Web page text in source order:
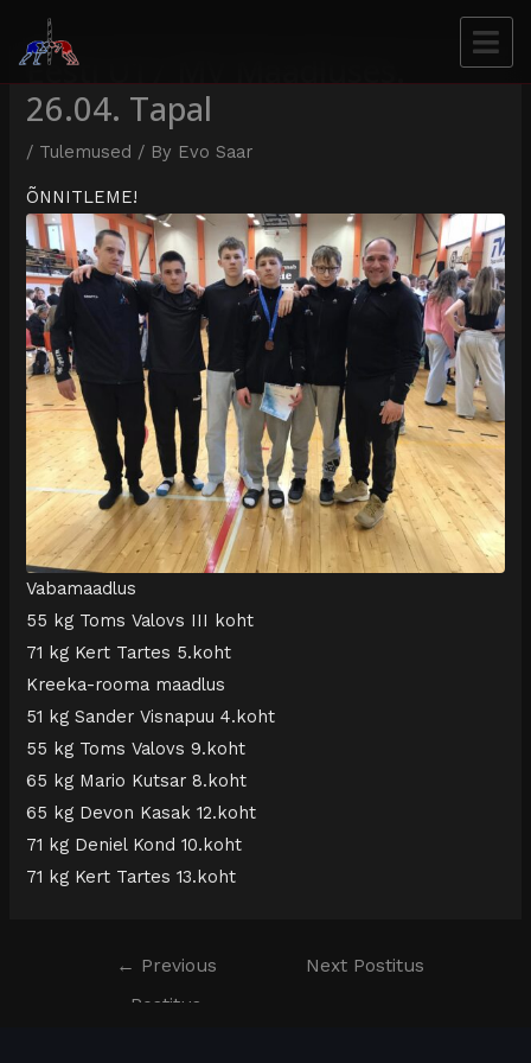
Eesti U17 MV Maadluses.
26.04. Tapal
/ Tulemused / By Evo Saar
ÕNNITLEME!
Vabamaadlus
55 kg Toms Valovs III koht
71 kg Kert Tartes 5.koht
Kreeka-rooma maadlus
51 kg Sander Visnapuu 4.koht
55 kg Toms Valovs 9.koht
65 kg Mario Kutsar 8.koht
65 kg Devon Kasak 12.koht
71 kg Deniel Kond 10.koht
71 kg Kert Tartes 13.koht
← Previous
Postitus
Next Postitus